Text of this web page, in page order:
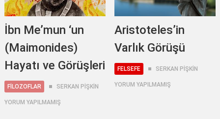
İbn Me’mun ‘un
(Maimonides)
Hayatı ve Görüşleri
FILOZOFLAR SERKAN PİŞKİN
YORUM YAPILMAMIŞ
Aristoteles’in
Varlık Görüşü
FELSEFE SERKAN PİŞKİN
YORUM YAPILMAMIŞ